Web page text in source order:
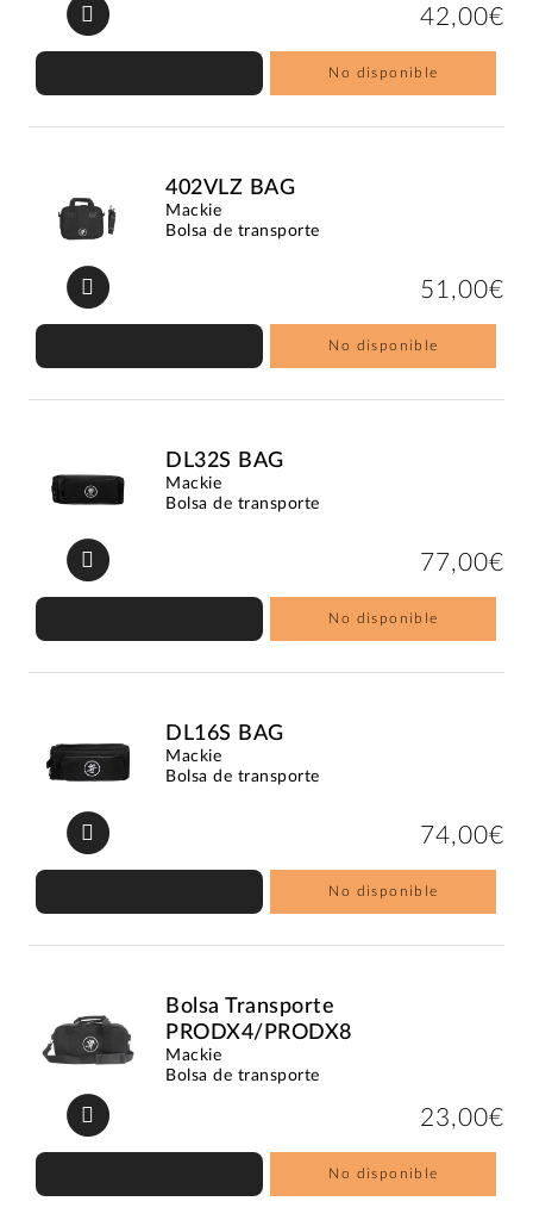
42,00€
No disponible
402VLZ BAG
Mackie
Bolsa de transporte
51,00€
No disponible
DL32S BAG
Mackie
Bolsa de transporte
77,00€
No disponible
DL16S BAG
Mackie
Bolsa de transporte
74,00€
No disponible
Bolsa Transporte
PRODX4/PRODX8
Mackie
Bolsa de transporte
23,00€
No disponible